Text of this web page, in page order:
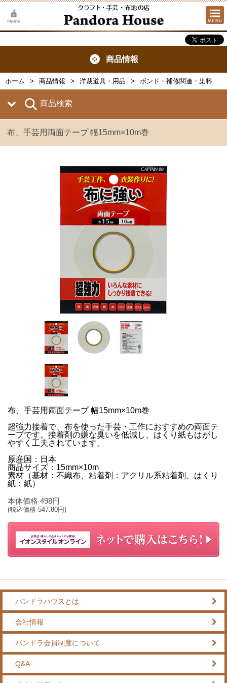
商品情報
ホーム 商品情報 洋裁道具・用品 ボンド・補修関連・染料
商品検索
布、手芸用両面テープ 幅15mm×10m巻
布、手芸用両面テープ 幅15mm×10m巻
超強力接着で、布を使った手芸・工作におすすめの両面テ
ープです。接着剤の嫌な臭いを低減し、はくり紙もはがし
やすく工夫されています。
原産国：日本
商品サイズ：15mm×10m
素材（基材：不織布、粘着剤：アクリル系粘着剤、はくり
紙：紙）
本体価格 498円
(税込価格 547.80円)
パンドラハウスとは
会社情報
パンドラ会員制度について
Q&A